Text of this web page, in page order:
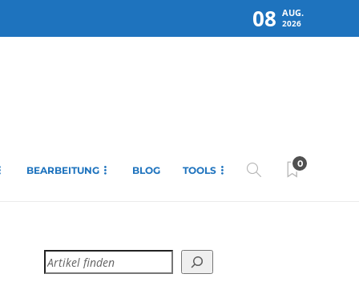
08 AUG.
2026
BEARBEITUNG BLOG TOOLS
0